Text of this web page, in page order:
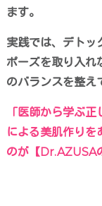
ます。
実践では、デトッ
ポーズを取り入れ
のバランスを整え
「医師から学ぶ
による美肌作りを
のが【Dr.AZUSA